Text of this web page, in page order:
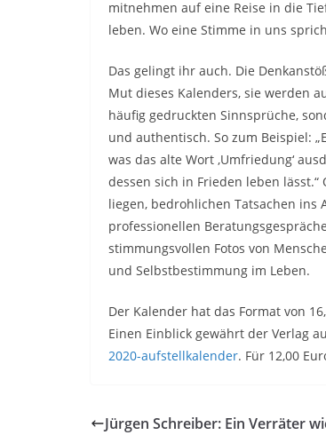
mitnehmen auf eine Reise in die
leben. Wo eine Stimme in uns
Das gelingt ihr auch. Die
Mut dieses Kalenders, sie werden
häufig gedruckten Sinnsprüche,
und authentisch. So zum Beispiel:
was das alte Wort ‚Umfriedung‘
dessen sich in Frieden leben
liegen, bedrohlichen Tatsachen ins
professionellen
stimmungsvollen Fotos von
und Selbstbestimmung im Leben.
Der Kalender hat das Format von
Einen Einblick gewährt der Verlag
2020-aufstellkalender. Für 12,00
Jürgen Schreiber: Ein Verräter